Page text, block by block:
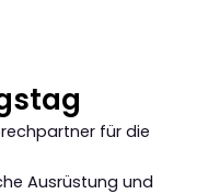
für die
Ausrüstung und